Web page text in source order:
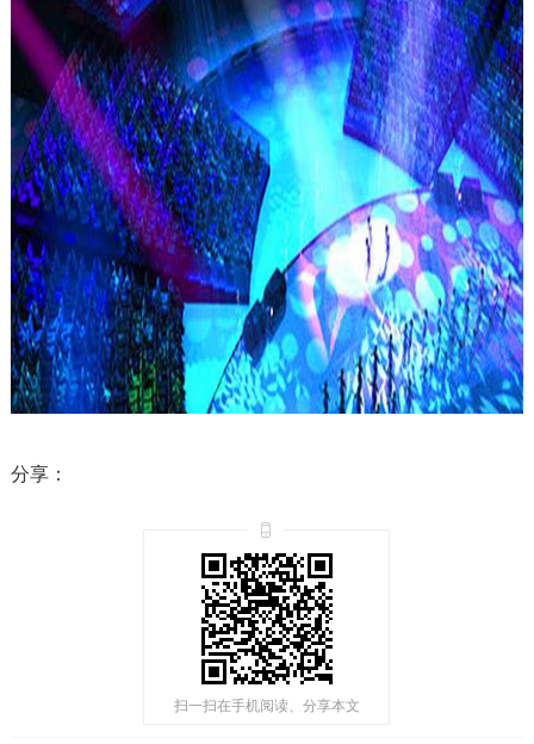
分享：
扫一扫在手机阅读、分享本文